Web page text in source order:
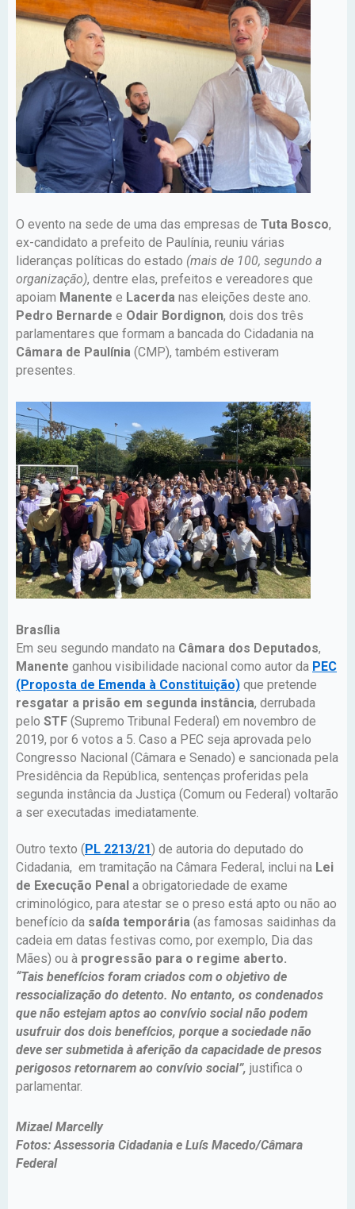
O evento na sede de uma das empresas de Tuta Bosco,
ex-candidato a prefeito de Paulínia, reuniu várias
lideranças políticas do estado (mais de 100, segundo a
organização), dentre elas, prefeitos e vereadores que
apoiam Manente e Lacerda nas eleições deste ano.
Pedro Bernarde e Odair Bordignon, dois dos três
parlamentares que formam a bancada do Cidadania na
Câmara de Paulínia (CMP), também estiveram
presentes.
Brasília
Em seu segundo mandato na Câmara dos Deputados,
Manente ganhou visibilidade nacional como autor da PEC
(Proposta de Emenda à Constituição) que pretende
resgatar a prisão em segunda instância, derrubada
pelo STF (Supremo Tribunal Federal) em novembro de
2019, por 6 votos a 5. Caso a PEC seja aprovada pelo
Congresso Nacional (Câmara e Senado) e sancionada pela
Presidência da República, sentenças proferidas pela
segunda instância da Justiça (Comum ou Federal) voltarão
a ser executadas imediatamente.
Outro texto (PL 2213/21) de autoria do deputado do
Cidadania, em tramitação na Câmara Federal, inclui na Lei
de Execução Penal a obrigatoriedade de exame
criminológico, para atestar se o preso está apto ou não ao
benefício da saída temporária (as famosas saidinhas da
cadeia em datas festivas como, por exemplo, Dia das
Mães) ou à progressão para o regime aberto.
“Tais benefícios foram criados com o objetivo de
ressocialização do detento. No entanto, os condenados
que não estejam aptos ao convívio social não podem
usufruir dos dois benefícios, porque a sociedade não
deve ser submetida à aferição da capacidade de presos
perigosos retornarem ao convívio social”, justifica o
parlamentar.
Mizael Marcelly
Fotos: Assessoria Cidadania e Luís Macedo/Câmara
Federal